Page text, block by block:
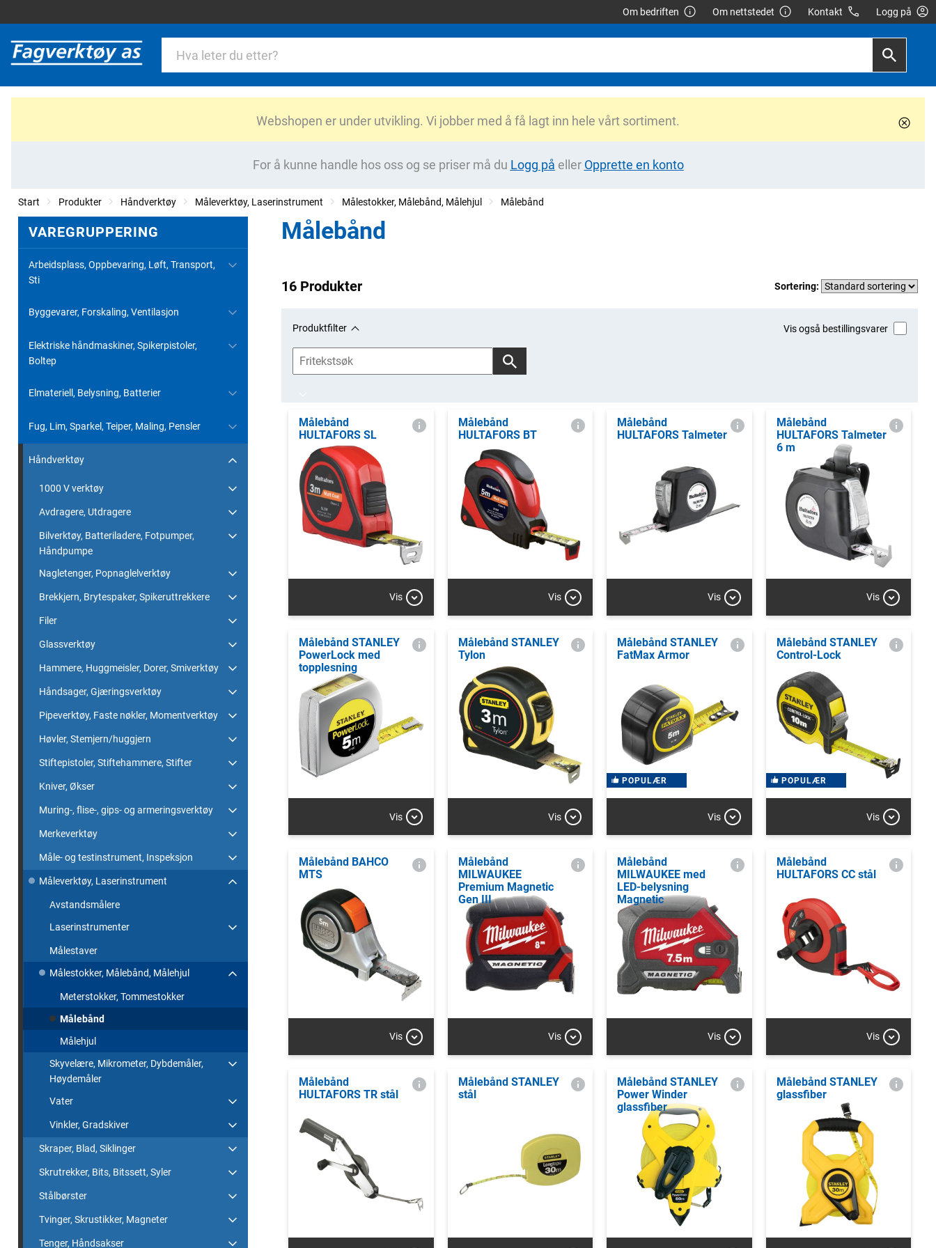
Om bedriften Om nettstedet Kontakt Logg på
Webshopen er under utvikling. Vi jobber med å få lagt inn hele vårt sortiment.
For å kunne handle hos oss og se priser må du Logg på eller Opprette en konto
Start Produkter Håndverktøy Måleverktøy, Laserinstrument Målestokker, Målebånd, Målehjul Målebånd
VAREGRUPPERING
Arbeidsplass, Oppbevaring, Løft, Transport,
Sti
Byggevarer, Forskaling, Ventilasjon
Elektriske håndmaskiner, Spikerpistoler,
Boltep
Elmateriell, Belysning, Batterier
Fug, Lim, Sparkel, Teiper, Maling, Pensler
Håndverktøy
1000 V verktøy
Avdragere, Utdragere
Bilverktøy, Batteriladere, Fotpumper,
Håndpumpe
Nagletenger, Popnaglelverktøy
Brekkjern, Brytespaker, Spikeruttrekkere
Filer
Glassverktøy
Hammere, Huggmeisler, Dorer, Smiverktøy
Håndsager, Gjæringsverktøy
Pipeverktøy, Faste nøkler, Momentverktøy
Høvler, Stemjern/huggjern
Stiftepistoler, Stiftehammere, Stifter
Kniver, Økser
Muring-, flise-, gips- og armeringsverktøy
Merkeverktøy
Måle- og testinstrument, Inspeksjon
Måleverktøy, Laserinstrument
Avstandsmålere
Laserinstrumenter
Målestaver
Målestokker, Målebånd, Målehjul
Meterstokker, Tommestokker
Målebånd
Målehjul
Skyvelære, Mikrometer, Dybdemåler,
Høydemåler
Vater
Vinkler, Gradskiver
Skraper, Blad, Siklinger
Skrutrekker, Bits, Bitssett, Syler
Stålbørster
Tvinger, Skrustikker, Magneter
Tenger, Håndsakser
Målebånd
16 Produkter Sortering:
Produktfilter Vis også bestillingsvarer
Målebånd
HULTAFORS SL
Vis
Målebånd
HULTAFORS BT
Vis
Målebånd
HULTAFORS Talmeter
Vis
Målebånd
HULTAFORS Talmeter
6 m
Vis
Målebånd STANLEY
PowerLock med
topplesning
Vis
Målebånd STANLEY
Tylon
Vis
Målebånd STANLEY
FatMax Armor
POPULÆR
Vis
Målebånd STANLEY
Control-Lock
POPULÆR
Vis
Målebånd BAHCO
MTS
Vis
Målebånd
MILWAUKEE
Premium Magnetic
Gen III
Vis
Målebånd
MILWAUKEE med
LED-belysning
Magnetic
Vis
Målebånd
HULTAFORS CC stål
Vis
Målebånd
HULTAFORS TR stål
Målebånd STANLEY
stål
Målebånd STANLEY
Power Winder
glassfiber
Målebånd STANLEY
glassfiber